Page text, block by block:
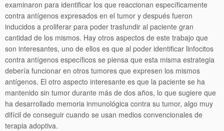
examinaron para identificar los que reaccionan específicamente
contra antígenos expresados en el tumor y después fueron
inducidos a proliferar para poder trasfundir al paciente gran
cantidad de los mismos. Hay otros aspectos de este trabajo que
son interesantes, uno de ellos es que al poder identificar linfocitos
contra antígenos específicos se piensa que esta misma estrategia
debería funcionar en otros tumores que expresen los mismos
antígenos. El otro aspecto interesante es que la paciente se ha
mantenido sin tumor durante más de dos años, lo que sugiere que
ha desarrollado memoria inmunológica contra su tumor, algo muy
difícil de conseguir cuando se usan medios convencionales de
terapia adoptiva.